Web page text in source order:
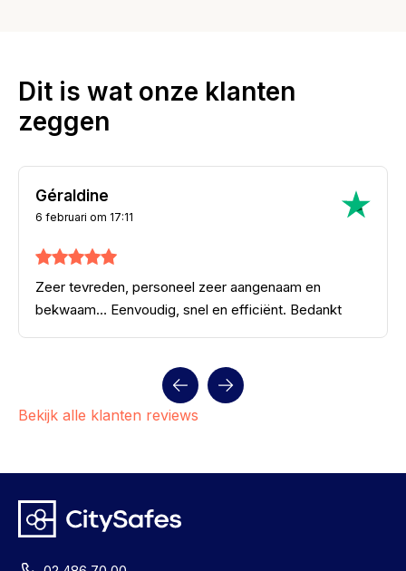
Dit is wat onze klanten
zeggen
Géraldine
6 februari om 17:11
Zeer tevreden, personeel zeer aangenaam en
bekwaam… Eenvoudig, snel en efficiënt. Bedankt
Bekijk alle klanten reviews